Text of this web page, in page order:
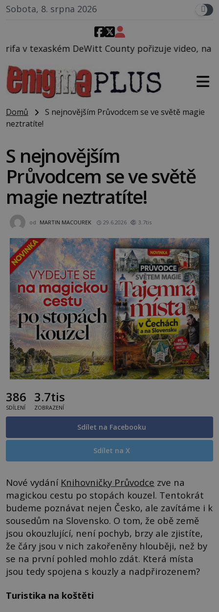
Sobota, 8. srpna 2026
pořizuje video, na kterém před jeho
Domů
S nejnovějším Průvodcem se ve světě magie
neztratíte!
S nejnovějším
Průvodcem se ve světě
magie neztratíte!
od MARTIN MACOUREK 29.6.2026 3.7tis
386
SDÍLENÍ
3.7tis
ZOBRAZENÍ
Sdílet na Facebooku
Sdílet na X
Nové vydání Knihovničky Průvodce zve na
magickou cestu po stopách kouzel. Tentokrát
budeme poznávat nejen Česko, ale zavítáme i k
sousedům na Slovensko. O tom, že obě země
jsou okouzlující, není pochyb, brzy ale zjistíte,
že čáry jsou v nich zakořeněny hlouběji, než by
se na první pohled mohlo zdát. Která místa
jsou tedy spojena s kouzly a nadpřirozenem?
Turistika na koštěti